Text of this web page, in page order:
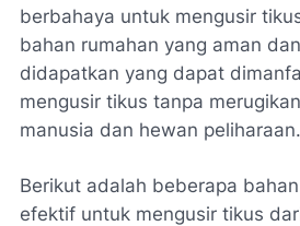
berbahaya untuk mengusir
bahan rumahan yang aman
didapatkan yang dapat
mengusir tikus tanpa
manusia dan hewan peliharaan.
Berikut adalah beberapa
efektif untuk mengusir tikus